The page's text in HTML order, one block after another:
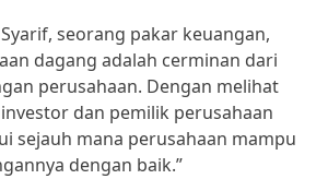
seorang pakar keuangan,
dagang adalah cerminan dari
perusahaan. Dengan melihat
dan pemilik perusahaan
sejauh mana perusahaan mampu
dengan baik.”